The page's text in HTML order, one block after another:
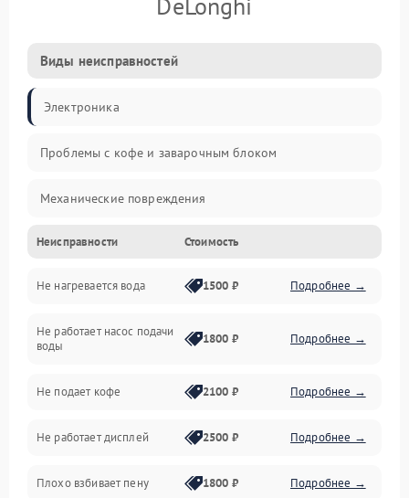
Виды неисправностей
Электроника
Проблемы с кофе и заварочным блоком
Механические повреждения
Прочие неисправности
Включение и работа
Проблемы с водой
Проблемы с капучинатором и паром
Управление и электроника
Программное обеспечение
Неисправности Стоимость
Не нагревается вода 1500 ₽ Подробнее →
Не работает насос подачи
воды
1800 ₽ Подробнее →
Не подает кофе 2100 ₽ Подробнее →
Не работает дисплей 2500 ₽ Подробнее →
Плохо взбивает пену 1800 ₽ Подробнее →